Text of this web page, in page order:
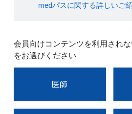
medパスに関する詳しいご
会員向けコンテンツを利用され
をお選びください
医師